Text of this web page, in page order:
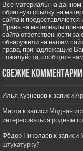
Все материалы на данном
обратную ссылку на
сайта и
Права на материалы
сайта ответственности
обнаружили на нашем
права, принадлежащие
пожалуйста,сообщите
Свежие комментарии
Илья Кузнецов к записи
Мартак записи Модная
интересоваться родным
Фёдор Николаев к записи
штукатурку?